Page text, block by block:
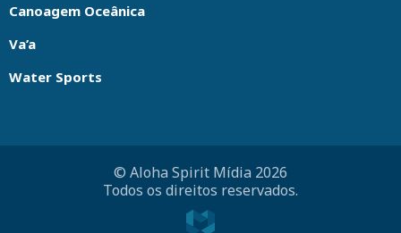
Canoagem Oceânica
Va’a
Water Sports
© Aloha Spirit Mídia 2026
Todos os direitos reservados.